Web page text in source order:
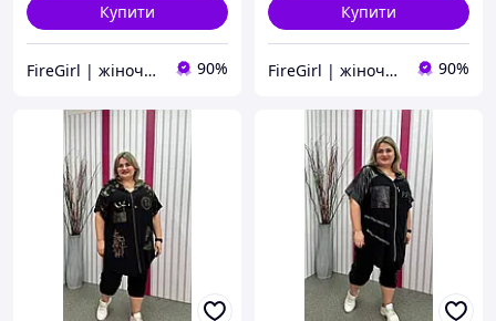
Купити
FireGirl | жіночий одяг 90%
Купити
FireGirl | жіночий одяг 90%